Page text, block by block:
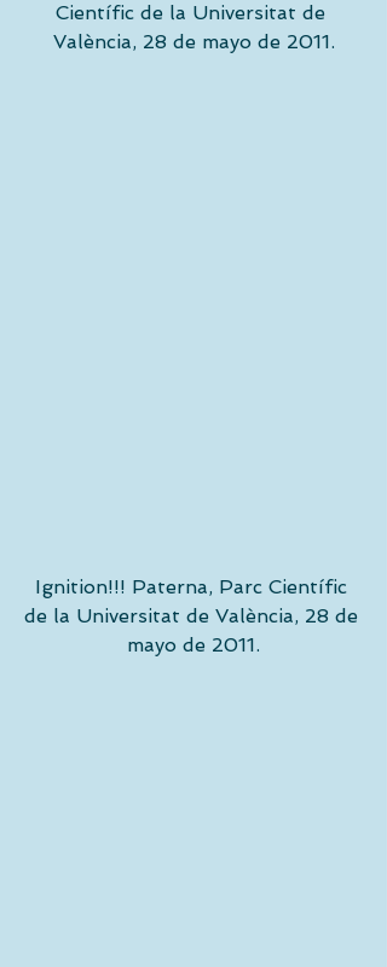
Científic de la Universitat de
València, 28 de mayo de 2011.
Ignition!!! Paterna, Parc Científic
de la Universitat de València, 28 de
mayo de 2011.